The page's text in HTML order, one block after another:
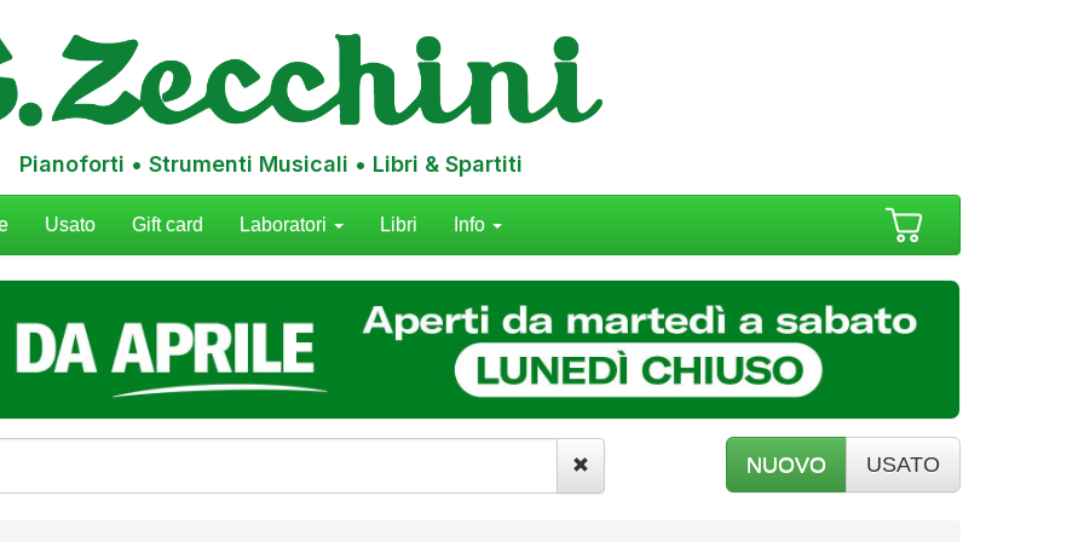
Pianoforti • Strumenti Musicali • Libri & Spartiti
Usato Gift card Laboratori Libri Info
NUOVO USATO